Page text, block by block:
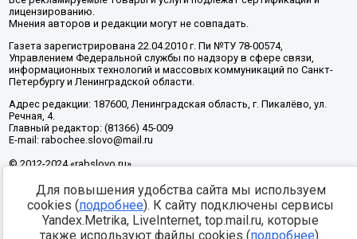
лицензированию.
Мнения авторов и редакции могут не совпадать.
Газета зарегистрирована 22.04.2010 г. Пи №ТУ 78-00574,
Управлением Федеральной службы по надзору в сфере связи,
информационных технологий и массовых коммуникаций по Санкт-
Петербургу и Ленинградской области.
Адрес редакции: 187600, Ленинградская область, г. Пикалёво, ул.
Речная, 4.
Главный редактор: (81366) 45-009
E-mail: rabochee.slovo@mail.ru
© 2012-2024 «rabslovo.ru»
Разработка -
Для повышения удобства сайта мы используем
cookies (подробнее). К сайту подключены сервисы
Yandex.Metrika, LiveInternet, top.mail.ru, которые
также используют файлы cookies (подробнее).